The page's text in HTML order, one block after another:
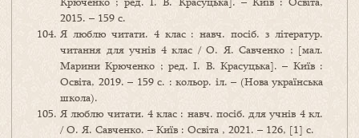
2015. – 159 с.
Я люблю читати. 4 клас : навч. посіб. з літератур.
читання для учнів 4 клас / О. Я. Савченко ; [мал.
Марини Крюченко ; ред. І. В. Красуцька]. – Київ :
Освіта, 2019. – 159 с. : кольор. іл. – (Нова українська
школа).
Я люблю читати. 4 клас : навч. посіб. для учнів 4 кл.
/ О. Я. Савченко. – Київ : Освіта , 2021. – 126, [1] с.